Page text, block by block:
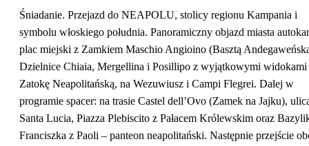
Śniadanie. Przejazd do NEAPOLU, stolicy regionu Kampania i
symbolu włoskiego południa. Panoramiczny objazd miasta
plac miejski z Zamkiem Maschio Angioino (Basztą
Dzielnice Chiaia, Mergellina i Posillipo z wyjątkowymi widokami
Zatokę Neapolitańską, na Wezuwiusz i Campi Flegrei. Dalej w
programie spacer: na trasie Castel dell’Ovo (Zamek na Jajku),
Santa Lucia, Piazza Plebiscito z Pałacem Królewskim oraz
Franciszka z Paoli – panteon neapolitański. Następnie przejście